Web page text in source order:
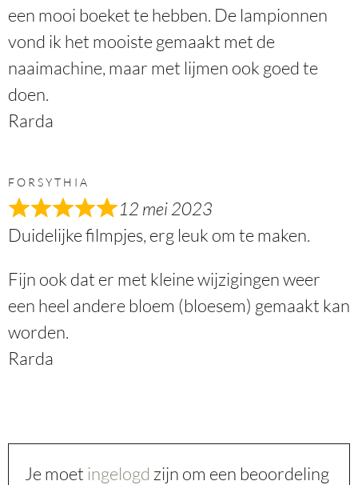
een mooi boeket te hebben. De lampionnen
vond ik het mooiste gemaakt met de
naaimachine, maar met lijmen ook goed te
doen.
Rarda
FORSYTHIA
12 mei 2023
Duidelijke filmpjes, erg leuk om te maken.
Fijn ook dat er met kleine wijzigingen weer
een heel andere bloem (bloesem) gemaakt kan
worden.
Rarda
Je moet ingelogd zijn om een beoordeling